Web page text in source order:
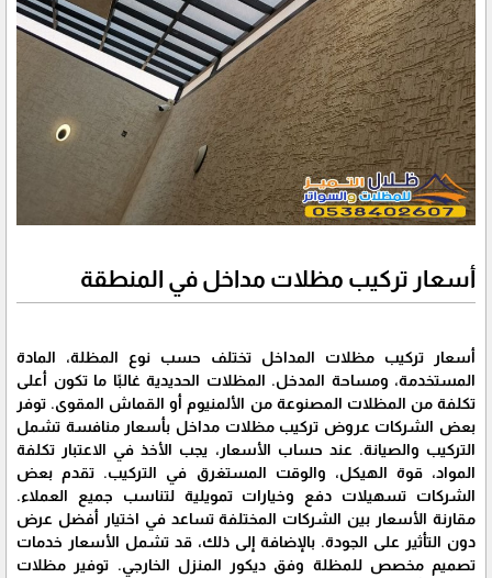
أسعار تركيب مظلات مداخل في المنطقة
أسعار تركيب مظلات المداخل تختلف حسب نوع المظلة، المادة
المستخدمة، ومساحة المدخل. المظلات الحديدية غالبًا ما تكون أعلى
تكلفة من المظلات المصنوعة من الألمنيوم أو القماش المقوى. توفر
بعض الشركات عروض تركيب مظلات مداخل بأسعار منافسة تشمل
التركيب والصيانة. عند حساب الأسعار، يجب الأخذ في الاعتبار تكلفة
المواد، قوة الهيكل، والوقت المستغرق في التركيب. تقدم بعض
الشركات تسهيلات دفع وخيارات تمويلية لتناسب جميع العملاء.
مقارنة الأسعار بين الشركات المختلفة تساعد في اختيار أفضل عرض
دون التأثير على الجودة. بالإضافة إلى ذلك، قد تشمل الأسعار خدمات
تصميم مخصص للمظلة وفق ديكور المنزل الخارجي. توفير مظلات